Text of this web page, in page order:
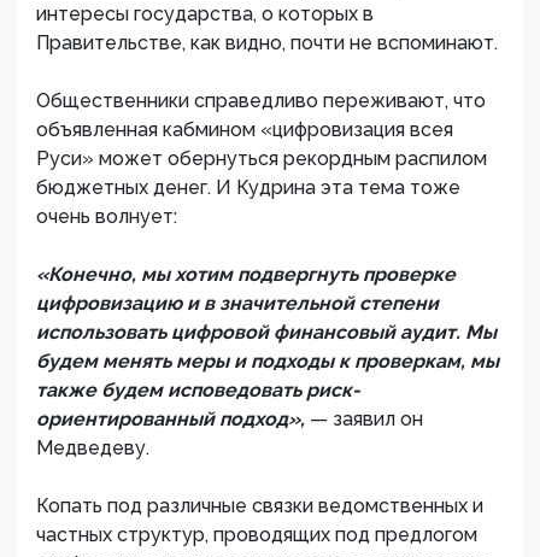
интересы государства, о которых в
Правительстве, как видно, почти не вспоминают.
Общественники справедливо переживают, что
объявленная кабмином «цифровизация всея
Руси» может обернуться рекордным распилом
бюджетных денег. И Кудрина эта тема тоже
очень волнует:
«Конечно, мы хотим подвергнуть проверке
цифровизацию и в значительной степени
использовать цифровой финансовый аудит. Мы
будем менять меры и подходы к проверкам, мы
также будем исповедовать риск-
ориентированный подход», — заявил он
Медведеву.
Копать под различные связки ведомственных и
частных структур, проводящих под предлогом